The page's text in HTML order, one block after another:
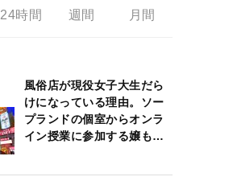
24時間 週間 月間
風俗店が現役女子大生だら
けになっている理由。ソー
プランドの個室からオンラ
イン授業に参加する嬢も…